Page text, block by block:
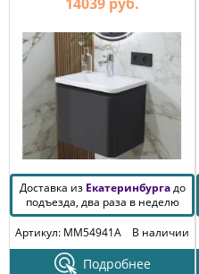
Доставка из Екатеринбургадо
подъезда, два раза в неделю
Артикул: MM54941A
В наличии
Подробнее